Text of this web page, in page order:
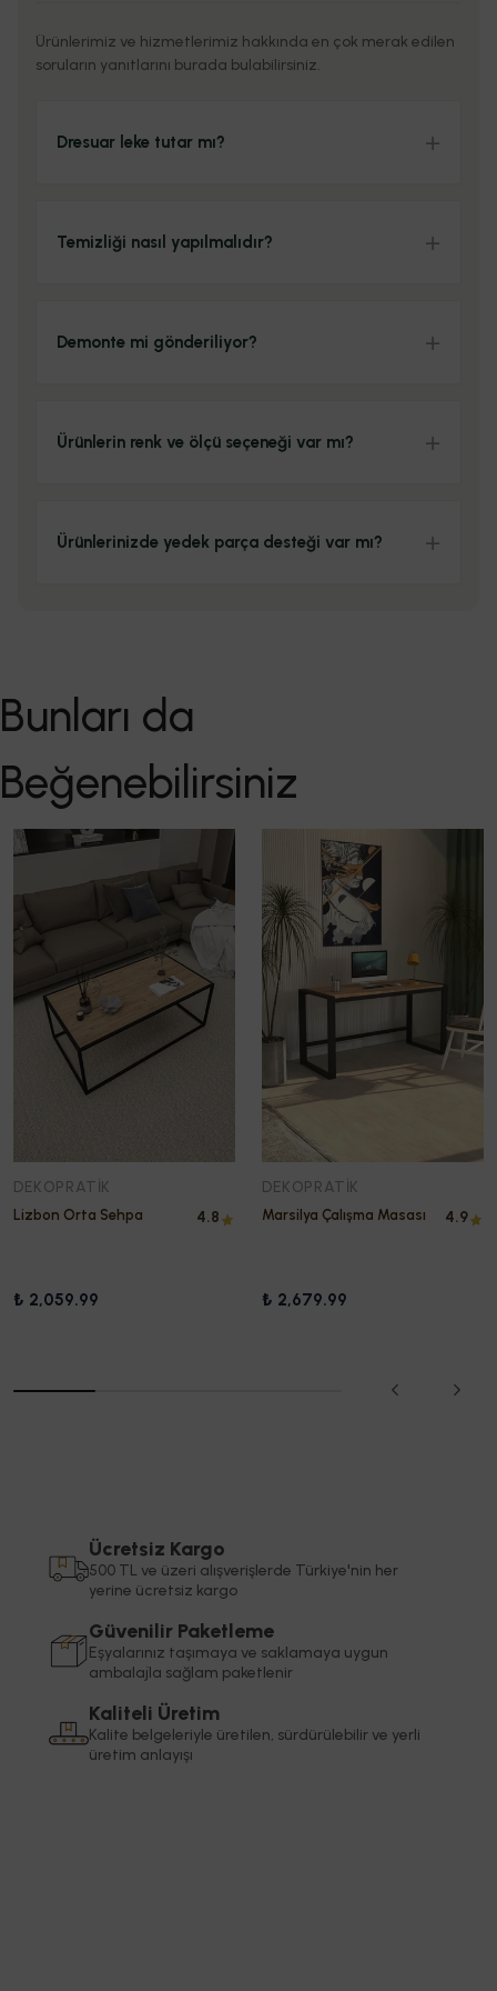
Ürünlerimiz ve hizmetlerimiz hakkında en çok merak edilen
soruların yanıtlarını burada bulabilirsiniz.
Dresuar leke tutar mı?
Temizliği nasıl yapılmalıdır?
Demonte mi gönderiliyor?
Ürünlerin renk ve ölçü seçeneği var mı?
Ürünlerinizde yedek parça desteği var mı?
Bunları da
Beğenebilirsiniz
DEKOPRATIK
Lizbon Orta Sehpa
₺ 2,059.99
4.8
DEKOPRATIK
Marsilya Çalışma Masası
₺ 2,679.99
4.9
Ücretsiz Kargo
500 TL ve üzeri alışverişlerde Türkiye'nin her
yerine ücretsiz kargo
Güvenilir Paketleme
Eşyalarınız taşımaya ve saklamaya uygun
ambalajla sağlam paketlenir
Kaliteli Üretim
Kalite belgeleriyle üretilen, sürdürülebilir ve yerli
üretim anlayışı